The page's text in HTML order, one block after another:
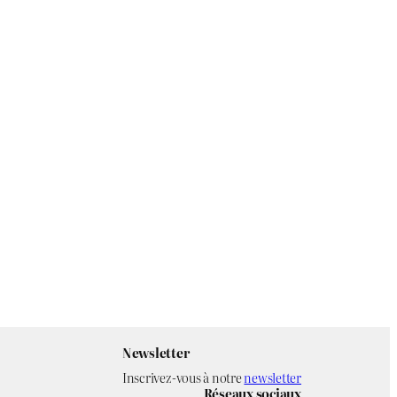
Newsletter
Inscrivez-vous à notrenewsletter